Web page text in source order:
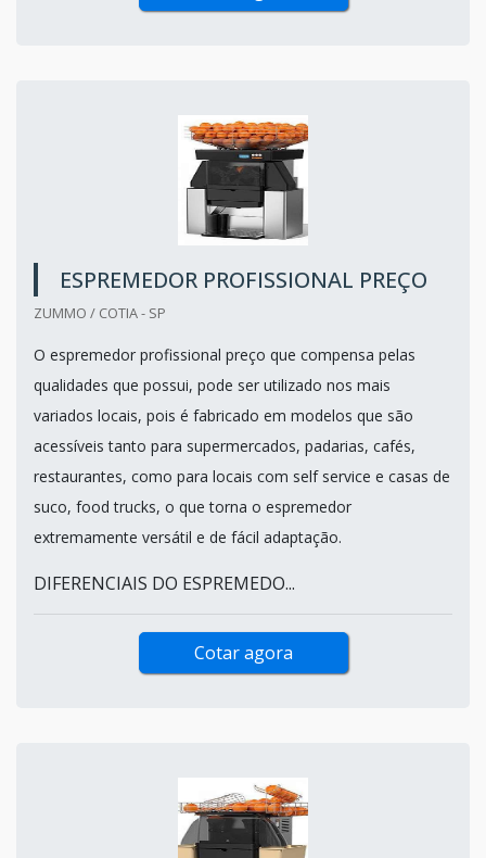
ESPREMEDOR PROFISSIONAL PREÇO
ZUMMO / COTIA - SP
O espremedor profissional preço que compensa pelas
qualidades que possui, pode ser utilizado nos mais
variados locais, pois é fabricado em modelos que são
acessíveis tanto para supermercados, padarias, cafés,
restaurantes, como para locais com self service e casas de
suco, food trucks, o que torna o espremedor
extremamente versátil e de fácil adaptação.
DIFERENCIAIS DO ESPREMEDO...
Cotar agora